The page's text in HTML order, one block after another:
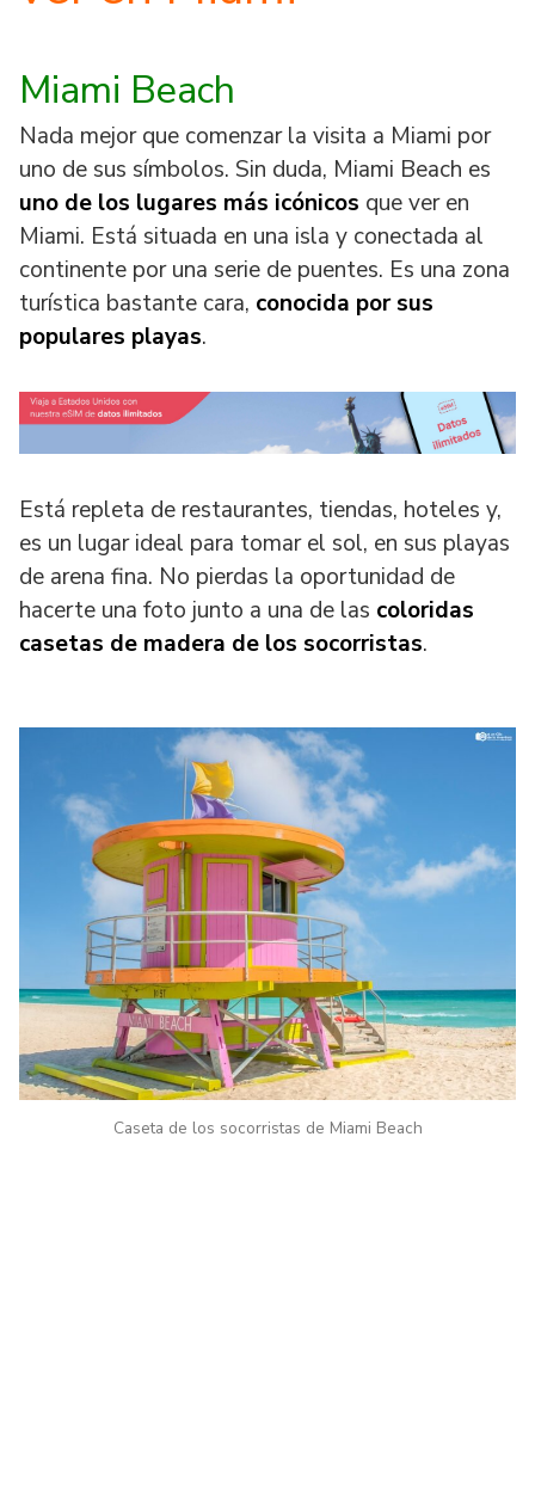
Miami Beach
Nada mejor que comenzar la visita a Miami por
uno de sus símbolos. Sin duda, Miami Beach es
uno de los lugares más icónicos que ver en
Miami. Está situada en una isla y conectada al
continente por una serie de puentes. Es una zona
turística bastante cara, conocida por sus
populares playas.
Está repleta de restaurantes, tiendas, hoteles y,
es un lugar ideal para tomar el sol, en sus playas
de arena fina. No pierdas la oportunidad de
hacerte una foto junto a una de las coloridas
casetas de madera de los socorristas.
Caseta de los socorristas de Miami Beach